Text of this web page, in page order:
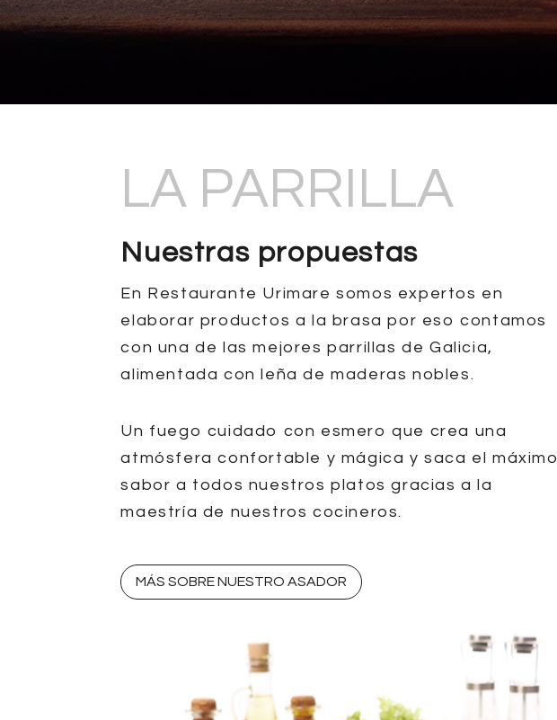
LA PARRILLA
Nuestras propuestas
En Restaurante Urimare somos expertos en
elaborar productos a la brasa por eso contamos
con una de las mejores parrillas de Galicia,
alimentada con leña de maderas nobles.
Un fuego cuidado con esmero que crea una
atmósfera confortable y mágica y saca el máximo
sabor a todos nuestros platos gracias a la
maestría de nuestros cocineros.
MÁS SOBRE NUESTRO ASADOR